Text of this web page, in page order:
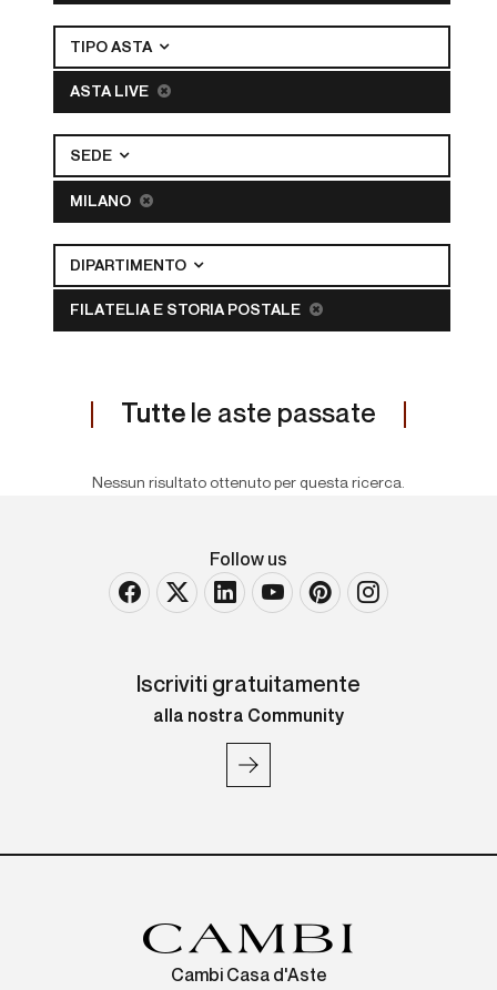
TIPO ASTA
ASTA LIVE
SEDE
MILANO
DIPARTIMENTO
FILATELIA E STORIA POSTALE
Tutte le aste passate
Nessun risultato ottenuto per questa ricerca.
Follow us
Iscriviti gratuitamente
alla nostra Community
Cambi Casa d'Aste